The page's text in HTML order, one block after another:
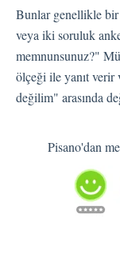
Geri Bildirimlerle
Dışarı Aktar
Atama
Akışlar
Soru Türleri
Soru Tipleri S.S.S
Bunlar genellikle bir
veya iki soruluk
memnunsunuz?"
ölçeği ile yanıt
değilim" arasında
Pisano'dan